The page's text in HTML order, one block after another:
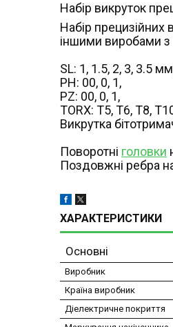
Набір викруток
Набір прецизійних
іншими виробами з
SL: 1, 1.5, 2, 3, 3.5
PH: 00, 0, 1,
PZ: 00, 0, 1,
TORX: Т5, Т6, Т8,
Викрутка
Поворотні головки
Поздовжні ребра
ХАРАКТЕРИСТИКИ
Основні
Виробник
Країна виробник
Діелектричне покриття